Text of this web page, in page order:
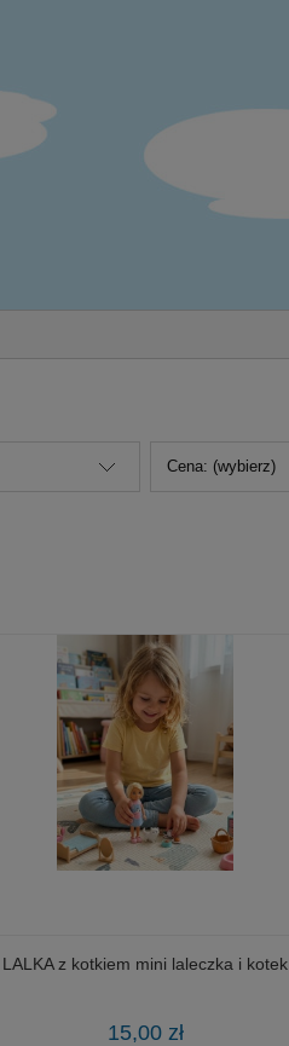
Cena: (wybierz)
LALKA z kotkiem mini laleczka i kotek
15,00 zł